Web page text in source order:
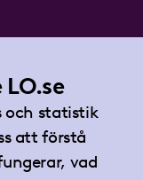
och statistik
att förstå
vad